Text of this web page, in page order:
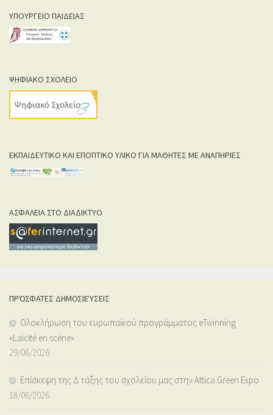
ΥΠΟΥΡΓΕΙΟ ΠΑΙΔΕΙΑΣ
ΨΗΦΙΑΚΟ ΣΧΟΛΕΙΟ
ΕΚΠΑΙΔΕΥΤΙΚΟ ΚΑΙ ΕΠΟΠΤΙΚΟ ΥΛΙΚΟ ΓΙΑ ΜΑΘΗΤΕΣ ΜΕ ΑΝΑΠΗΡΙΕΣ
ΑΣΦΑΛΕΙΑ ΣΤΟ ΔΙΑΔΙΚΤΥΟ
ΠΡΌΣΦΑΤΕΣ ΔΗΜΟΣΙΕΎΣΕΙΣ
Ολοκλήρωση του ευρωπαϊκού προγράμματος eTwinning
«Laïcité en scène»
29/06/2026
Επίσκεψη της Δ τάξης του σχολείου μας στην Attica Green Expo
18/06/2026